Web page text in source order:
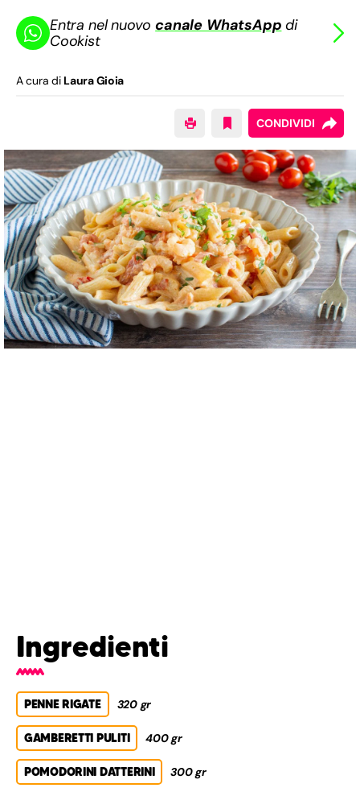
Entra nel nuovocanale WhatsApp di
Cookist
A cura di Laura Gioia
CONDIVIDI
Ingredienti
PENNE RIGATE 320 gr
GAMBERETTI PULITI 400 gr
POMODORINI DATTERINI 300 gr